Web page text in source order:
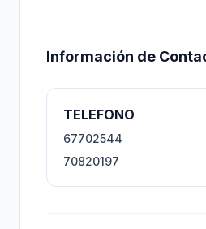
Información de
TELEFONO
67702544
70820197